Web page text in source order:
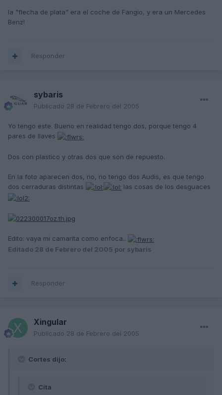
la "flecha de plata" era el coche de Fangio, y era un Mercedes
Benz!
Responder
sybaris
Publicado 28 de Febrero del 2005
Yo tengo este. Bueno en realidad tengo dos, porque tengo 4
pares de llaves
Dos con plastico y otras dos que son de repuesto.
En la foto aparecen dos, no, no tengo dos Audis, es que tengo
dos cerraduras distintas
las cosas de los desguaces
Edito: vaya mi camarita como enfoca..
Editado 28 de Febrero del 2005 por sybaris
Responder
Xingular
Publicado 28 de Febrero del 2005
Cortes dijo:
Cita